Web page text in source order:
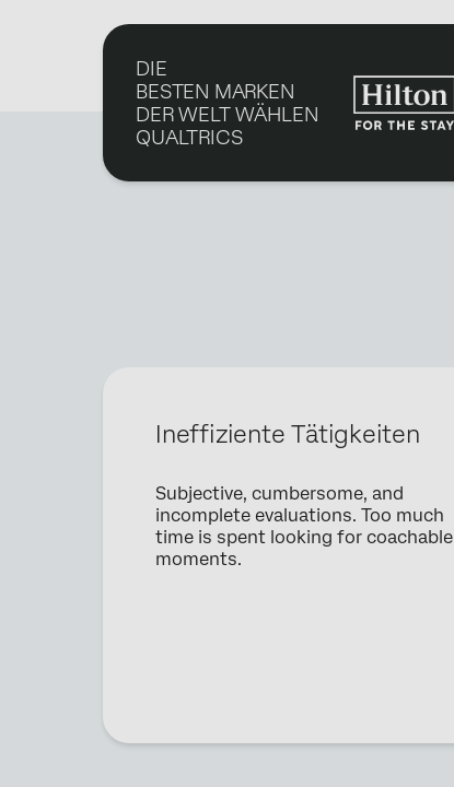
DIE
BESTEN MARKEN
DER WELT WÄHLEN
QUALTRICS
Ineffiziente Tätigkeiten
Subjective, cumbersome, and
incomplete evaluations. Too much
time is spent looking for coachable
moments.